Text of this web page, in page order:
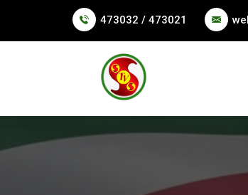
473032 / 473021